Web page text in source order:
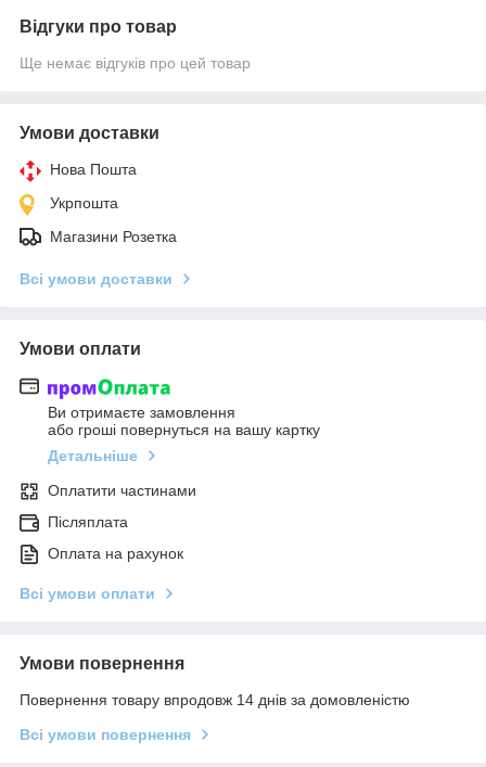
Відгуки про товар
Ще немає відгуків про цей товар
Умови доставки
Нова Пошта
Укрпошта
Магазини Розетка
Всі умови доставки
Умови оплати
Ви отримаєте замовлення
або гроші повернуться на вашу картку
Детальніше
Оплатити частинами
Післяплата
Оплата на рахунок
Всі умови оплати
Умови повернення
Повернення товару впродовж 14 днів за домовленістю
Всі умови повернення